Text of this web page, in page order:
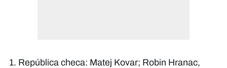
1. República checa: Matej Kovar; Robin Hranac,